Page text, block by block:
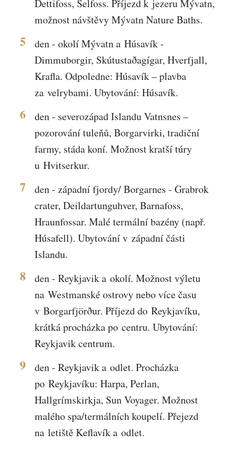
Dettifoss, Selfoss. Příjezd k jezeru Mývatn,
možnost návštěvy Mývatn Nature Baths.
5
den - okolí Mývatn a Húsavík -
Dimmuborgir, Skútustaðagígar, Hverfjall,
Krafla. Odpoledne: Húsavík – plavba
za velrybami. Ubytování: Húsavík.
6
den - severozápad Islandu Vatnsnes –
pozorování tuleňů, Borgarvirki, tradiční
farmy, stáda koní. Možnost kratší túry
u Hvitserkur.
7
den - západní fjordy/ Borgarnes - Grabrok
crater, Deildartunguhver, Barnafoss,
Hraunfossar. Malé termální bazény (např.
Húsafell). Ubytování v západní části
Islandu.
8
den - Reykjavik a okolí. Možnost výletu
na Westmanské ostrovy nebo více času
v Borgarfjörður. Příjezd do Reykjavíku,
krátká procházka po centru. Ubytování:
Reykjavik centrum.
9
den - Reykjavik a odlet. Procházka
po Reykjavíku: Harpa, Perlan,
Hallgrímskirkja, Sun Voyager. Možnost
malého spa/termálních koupelí. Přejezd
na letiště Keflavík a odlet.